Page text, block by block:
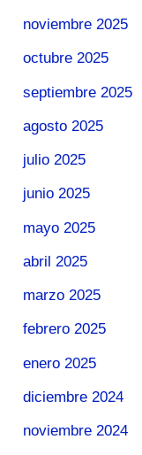
noviembre 2025
octubre 2025
septiembre 2025
agosto 2025
julio 2025
junio 2025
mayo 2025
abril 2025
marzo 2025
febrero 2025
enero 2025
diciembre 2024
noviembre 2024